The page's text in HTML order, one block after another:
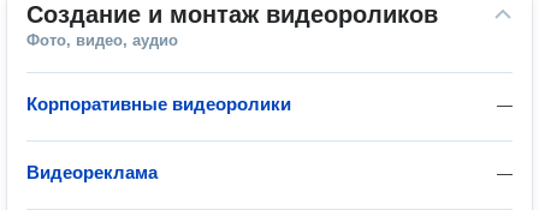
Создание и монтаж видеороликов
Фото, видео, аудио
—
Корпоративные видеоролики
—
Видеореклама